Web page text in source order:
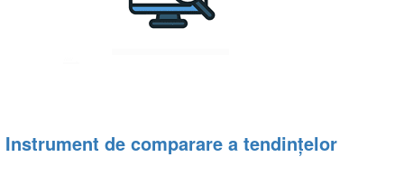
Instrument de comparare a tendințelor